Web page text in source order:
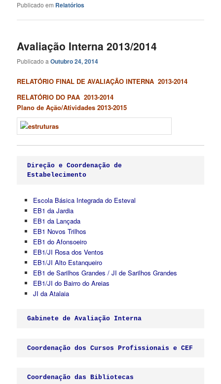
Publicado em Relatórios
Avaliação Interna 2013/2014
Publicado aOutubro 24, 2014
RELATÓRIO FINAL DE AVALIAÇÃO INTERNA 2013-2014
RELATÓRIO DO PAA 2013-2014
Plano de Ação/Atividades 2013-2015
Direção e Coordenação de
Estabelecimento
Escola Básica Integrada do Esteval
EB1 da Jardia
EB1 da Lançada
EB1 Novos Trilhos
EB1 do Afonsoeiro
EB1/JI Rosa dos Ventos
EB1/JI Alto Estanqueiro
EB1 de Sarilhos Grandes /JI de Sarilhos Grandes
EB1/JI do Bairro do Areias
JI da Atalaia
Gabinete de Avaliação Interna
Coordenação dos Cursos Profissionais e CEF
Coordenação das Bibliotecas